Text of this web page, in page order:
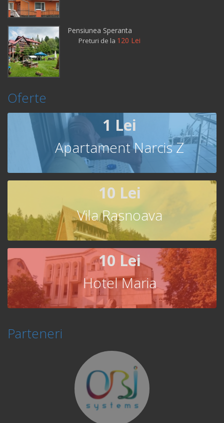
Pensiunea Speranta
Preturi de la 120 Lei
Oferte
1 Lei
Apartament Narcis Z
10 Lei
Vila Rasnoava
10 Lei
Hotel Maria
Parteneri